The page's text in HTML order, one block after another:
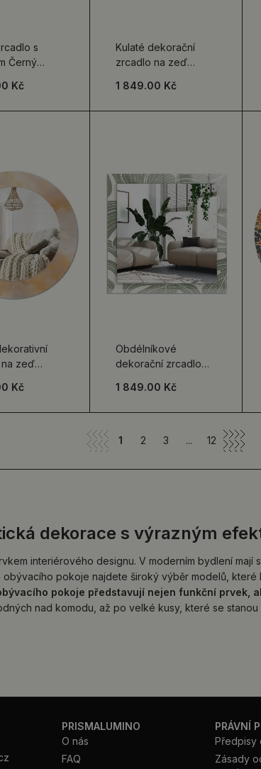
s
Černý
Kč
Kulaté dekorační
zrcadlo na zeď
1 849.00 Kč
zeď
Kč
Obdélníkové
dekorační zrcadlo
1 849.00 Kč
1 2 3 ... 12
dekorace s výrazným
interiérového designu. V moderním bydlení
pokoje najdete široký výběr modelů,
pokoje představují nejen funkční prvek,
nad komodu, až po velké kusy, které se stanou
PRISMALUMINO
O nás
FAQ
PRÁVNÍ
Předpisy
Zásady